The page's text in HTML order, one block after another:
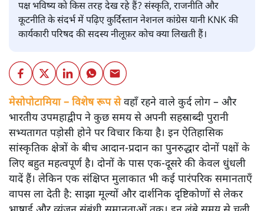
पक्ष भविष्य को किस तरह देख रहे हैं? संस्कृति, राजनीति और
कूटनीति के संदर्भ में पढ़िए कुर्दिस्तान नेशनल कांग्रेस यानी KNK की
कार्यकारी परिषद की सदस्य नीलूफ़र कोच क्या लिखती हैं।
मेसोपोटामिया – विशेष रूप सेवहाँ रहने वाले कुर्द लोग – और
भारतीय उपमहाद्वीप ने कुछ समय से अपनी सहस्राब्दी पुरानी
सभ्यतागत पड़ोसी होने पर विचार किया है। इन ऐतिहासिक
सांस्कृतिक क्षेत्रों के बीच आदान-प्रदान का पुनरुद्धार दोनों पक्षों के
लिए बहुत महत्वपूर्ण है। दोनों के पास एक-दूसरे की केवल धुंधली
यादें हैं। लेकिन एक संक्षिप्त मुलाकात भी कई पारंपरिक समानताएँ
वापस ला देती है: साझा मूल्यों और दार्शनिक दृष्टिकोणों से लेकर